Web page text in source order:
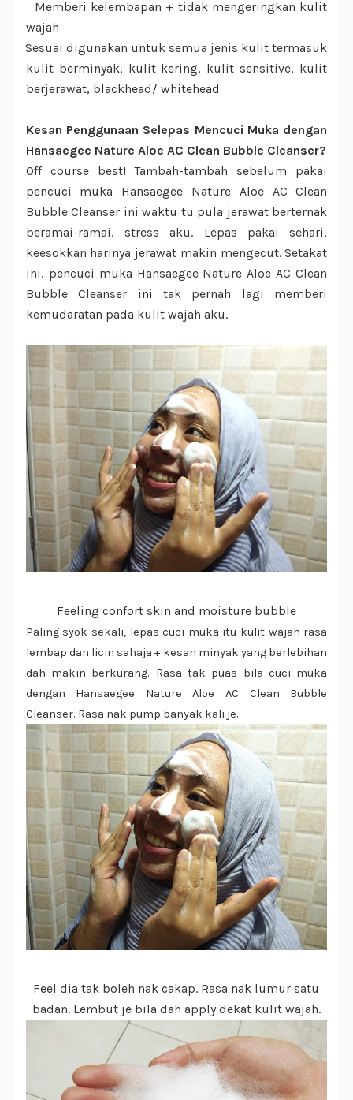
Memberi kelembapan + tidak mengeringkan kulit
wajah
Sesuai digunakan untuk semua jenis kulit termasuk
kulit berminyak, kulit kering, kulit sensitive, kulit
berjerawat, blackhead/ whitehead
Kesan Penggunaan Selepas Mencuci Muka dengan
Hansaegee Nature Aloe AC Clean Bubble Cleanser?
Off course best! Tambah-tambah sebelum pakai
pencuci muka Hansaegee Nature Aloe AC Clean
Bubble Cleanser ini waktu tu pula jerawat berternak
beramai-ramai, stress aku. Lepas pakai sehari,
keesokkan harinya jerawat makin mengecut. Setakat
ini, pencuci muka Hansaegee Nature Aloe AC Clean
Bubble Cleanser ini tak pernah lagi memberi
kemudaratan pada kulit wajah aku.
Feeling confort skin and moisture bubble
Paling syok sekali, lepas cuci muka itu kulit wajah rasa
lembap dan licin sahaja + kesan minyak yang berlebihan
dah makin berkurang. Rasa tak puas bila cuci muka
dengan Hansaegee Nature Aloe AC Clean Bubble
Cleanser. Rasa nak pump banyak kali je.
Feel dia tak boleh nak cakap. Rasa nak lumur satu
badan. Lembut je bila dah apply dekat kulit wajah.